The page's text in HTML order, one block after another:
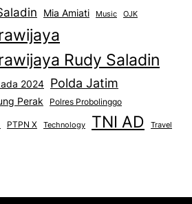
Mia Amiati Music OJK
Rudy Saladin
2024 Polda Jatim
Perak Polres Probolinggo
PTPN X Technology TNI AD Travel